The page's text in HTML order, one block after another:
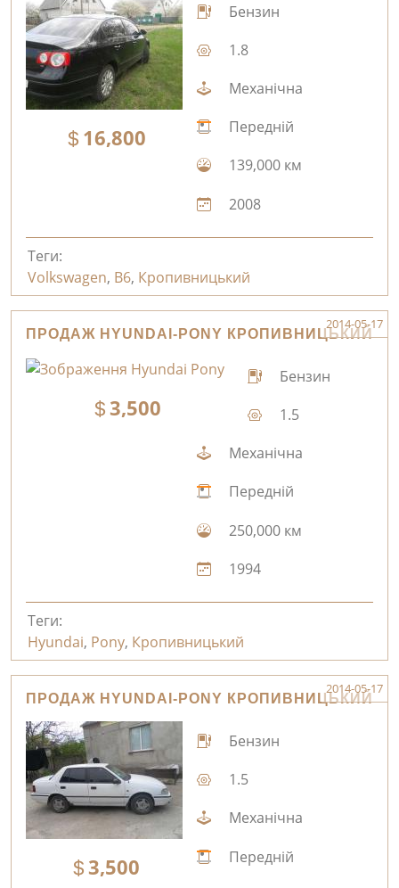
16,800
Бензин
1.8
Механічна
Передній
139,000 км
2008
Теги:
Volkswagen, B6, Кропивницький
ПРОДАЖ HYUNDAI-PONY КРОПИВНИЦЬКИЙ
2014-05-17
3,500
Бензин
1.5
Механічна
Передній
250,000 км
1994
Теги:
Hyundai, Pony, Кропивницький
ПРОДАЖ HYUNDAI-PONY КРОПИВНИЦЬКИЙ
2014-05-17
3,500
Бензин
1.5
Механічна
Передній